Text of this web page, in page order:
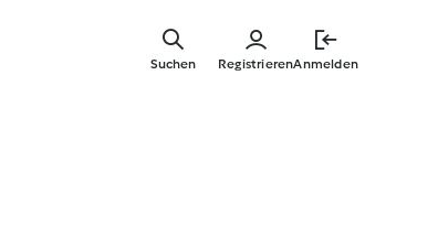
springen
RegistrierenAnmelden
Suchen